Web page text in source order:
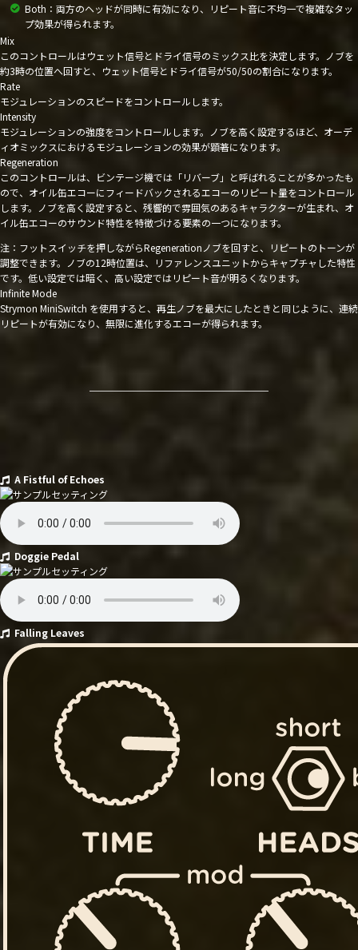
Both：両方のヘッドが同時に有効になり、リピート音に不均一で複雑なタッ
プ効果が得られます。
Mix
このコントロールはウェット信号とドライ信号のミックス比を決定します。ノブを
約3時の位置へ回すと、ウェット信号とドライ信号が50/50の割合になります。
Rate
モジュレーションのスピードをコントロールします。
Intensity
モジュレーションの強度をコントロールします。ノブを高く設定するほど、オーデ
ィオミックスにおけるモジュレーションの効果が顕著になります。
Regeneration
このコントロールは、ビンテージ機では「リバーブ」と呼ばれることが多かったも
ので、オイル缶エコーにフィードバックされるエコーのリピート量をコントロール
します。ノブを高く設定すると、残響的で雰囲気のあるキャラクターが生まれ、オ
イル缶エコーのサウンド特性を特徴づける要素の一つになります。
注：フットスイッチを押しながらRegenerationノブを回すと、リピートのトーンが
調整できます。ノブの12時位置は、リファレンスユニットからキャプチャした特性
です。低い設定では暗く、高い設定ではリピート音が明るくなります。
Infinite Mode
Strymon MiniSwitch を使用すると、再生ノブを最大にしたときと同じように、連続
リピートが有効になり、無限に進化するエコーが得られます。
A Fistful of Echoes
Doggie Pedal
Falling Leaves